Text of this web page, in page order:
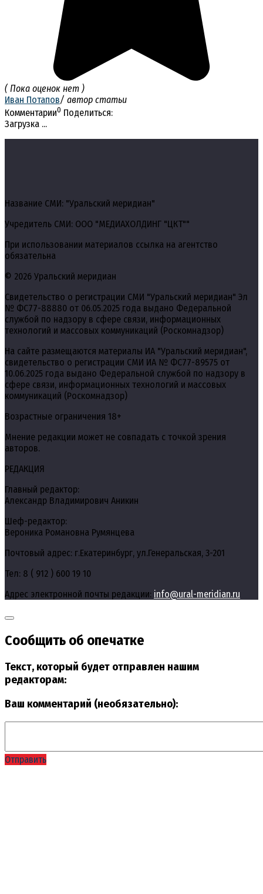
( Пока оценок нет )
Иван Потапов/ автор статьи
Комментарии0 Поделиться:
Загрузка ...
Название СМИ: "Уральский меридиан"
Учредитель СМИ: ООО "МЕДИАХОЛДИНГ "ЦКТ""
При использовании материалов ссылка на агентство
обязательна
© 2026 Уральский меридиан
Свидетельство о регистрации СМИ "Уральский меридиан" Эл
№ ФС77-88880 от 06.05.2025 года выдано Федеральной
службой по надзору в сфере связи, информационных
технологий и массовых коммуникаций (Роскомнадзор)
На сайте размещаются материалы ИА "Уральский меридиан",
свидетельство о регистрации СМИ ИА № ФС77-89575 от
10.06.2025 года выдано Федеральной службой по надзору в
сфере связи, информационных технологий и массовых
коммуникаций (Роскомнадзор)
Возрастные ограничения 18+
Мнение редакции может не совпадать с точкой зрения
авторов.
РЕДАКЦИЯ
Главный редактор:
Александр Владимирович Аникин
Шеф-редактор:
Вероника Романовна Румянцева
Почтовый адрес: г.Екатеринбург, ул.Генеральская, 3-201
Тел: 8 ( 912 ) 600 19 10
Адрес электронной почты редакции: info@ural-meridian.ru
Сообщить об опечатке
Текст, который будет отправлен нашим
редакторам:
Ваш комментарий (необязательно):
Отправить